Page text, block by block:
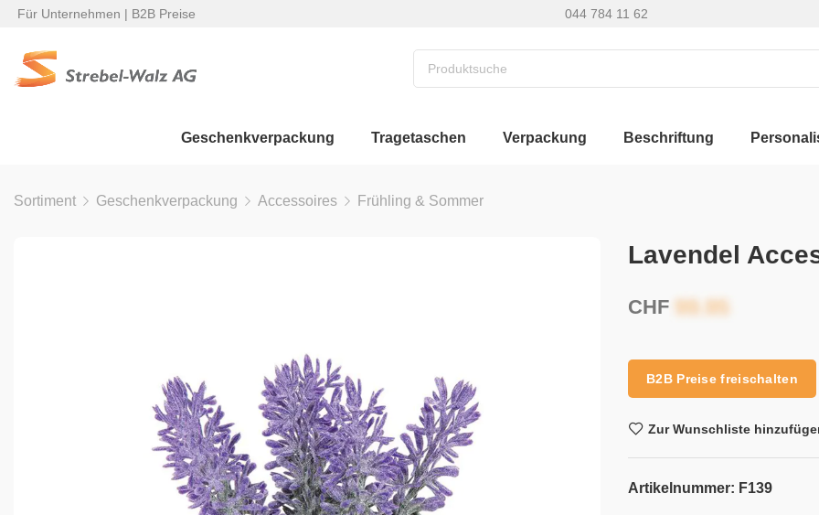
Für Unternehmen | B2B Preise 044 784 11 62
Geschenkverpackung Tragetaschen Verpackung Beschriftung
Sortiment Geschenkverpackung Accessoires Frühling & Sommer
Lavendel
CHF
B2B Preise freischalten
Zur Wunschliste
Artikelnummer: F139